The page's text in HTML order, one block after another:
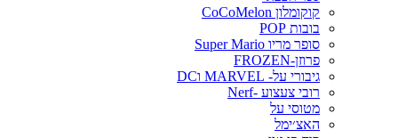
קוקומלון CoCoMelon
בובות POP
סופר מריו Super Mario
פרוזן-FROZEN
גיבורי על- MARVEL וDC
רובי צעצוע -Nerf
מטוסי על
האצ׳ימל